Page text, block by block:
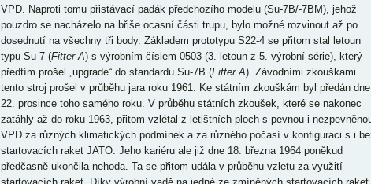
VPD. Naproti tomu přistávací padák předchozího modelu (Su-7B/-7BM), jehož
pouzdro se nacházelo na břiše ocasní části trupu, bylo možné rozvinout až po
dosednutí na všechny tři body. Základem prototypu S22-4 se přitom stal letoun
typu Su-7 (Fitter A) s výrobním číslem 0503 (3. letoun z 5. výrobní série), který
předtím prošel „upgrade“ do standardu Su-7B (Fitter A). Závodními zkouškami
tento stroj prošel v průběhu jara roku 1961. Ke státním zkouškám byl předán dne
22. prosince toho samého roku. V průběhu státních zkoušek, které se nakonec
zatáhly až do roku 1963, přitom vzlétal z letištních ploch s pevnou i
VPD za různých klimatických podmínek a za různého počasí v konfiguraci s i
startovacích raket JATO. Jeho kariéru ale již dne 18. března 1964 poněkud
předčasně ukončila nehoda. Ta se přitom udála v průběhu vzletu za využití